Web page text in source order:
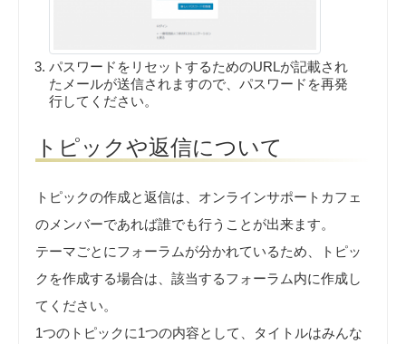
パスワードをリセットするためのURLが記載され
たメールが送信されますので、パスワードを再発
行してください。
トピックや返信について
トピックの作成と返信は、オンラインサポートカフェ
のメンバーであれば誰でも行うことが出来ます。
テーマごとにフォーラムが分かれているため、トピッ
クを作成する場合は、該当するフォーラム内に作成し
てください。
1つのトピックに1つの内容として、タイトルはみんな